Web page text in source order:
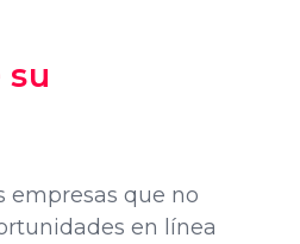
empresas que no
en línea